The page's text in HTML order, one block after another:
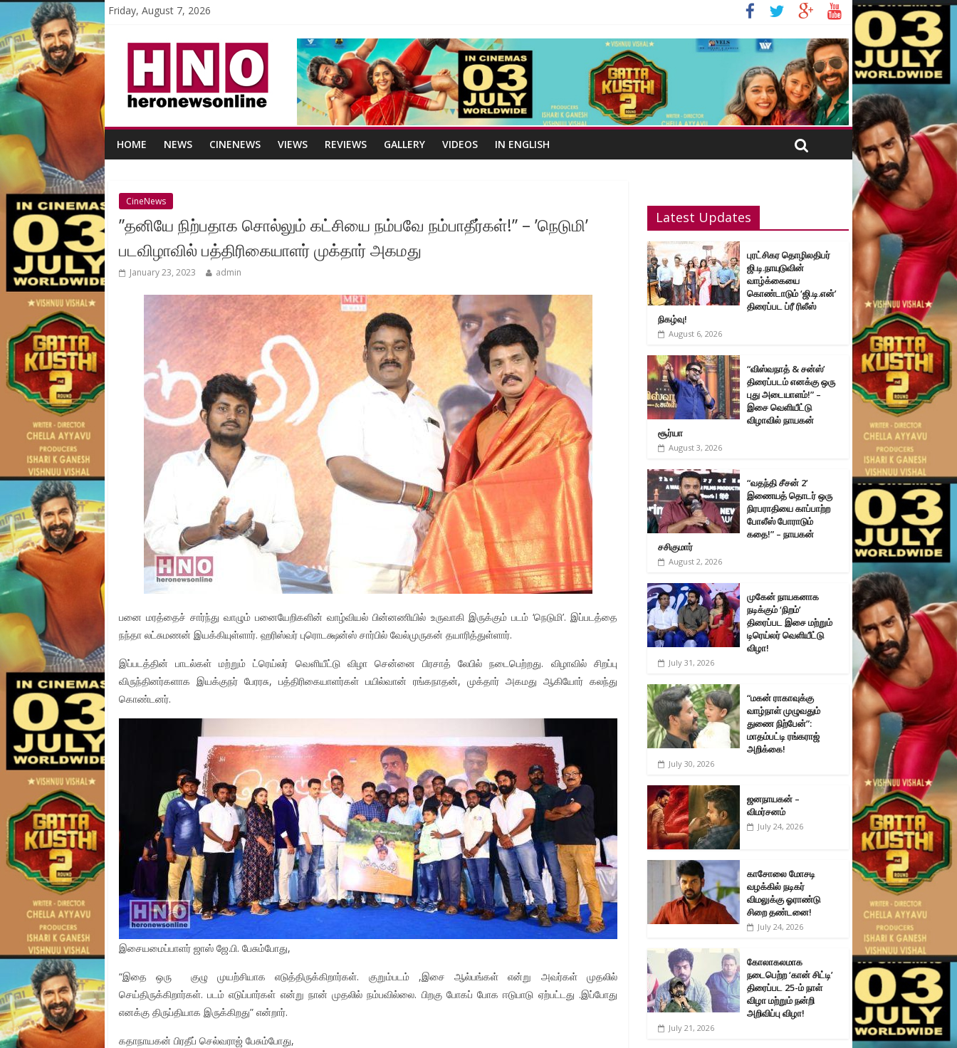
Friday, August 7, 2026
HOME NEWS CINENEWS VIEWS REVIEWS GALLERY VIDEOS IN ENGLISH
CineNews
”தனியே நிற்பதாக சொல்லும் கட்சியை நம்பவே நம்பாதீர்கள்!” – ’நெடுமி’
படவிழாவில் பத்திரிகையாளர் முக்தார் அகமது
January 23, 2023 admin
பனை மரத்தைச் சார்ந்து வாழும் பனையேறிகளின் வாழ்வியல் பின்னணியில் உருவாகி இருக்கும் படம் ‘நெடுமி’. இப்படத்தை
நந்தா லட்சுமணன் இயக்கியுள்ளார். ஹரிஸ்வர் புரொடக்ஷன்ஸ் சார்பில் வேல்முருகன் தயாரித்துள்ளார்.
இப்படத்தின் பாடல்கள் மற்றும் ட்ரெய்லர் வெளியீட்டு விழா சென்னை பிரசாத் லேபில் நடைபெற்றது. விழாவில் சிறப்பு
விருந்தினர்களாக இயக்குநர் பேரரசு, பத்திரிகையாளர்கள் பயில்வான் ரங்கநாதன், முக்தார் அகமது ஆகியோர் கலந்து
கொண்டனர்.
இசையமைப்பாளர் ஜாஸ் ஜே.பி. பேசும்போது,
“இதை ஒரு குழு முயற்சியாக எடுத்திருக்கிறார்கள். குறும்படம் ,இசை ஆல்பங்கள் என்று அவர்கள் முதலில்
செய்திருக்கிறார்கள். படம் எடுப்பார்கள் என்று நான் முதலில் நம்பவில்லை. பிறகு போகப் போக ஈடுபாடு ஏற்பட்டது .இப்போது
எனக்கு திருப்தியாக இருக்கிறது” என்றார்.
கதாநாயகன் பிரதீப் செல்வராஜ் பேசும்போது,
Latest Updates
புரட்சிகர தொழிலதிபர்
ஜி.டி.நாயுடுவின்
வாழ்க்கையை
கொண்டாடும் ‘ஜி.டி.என்’
திரைப்பட ப்ரீ ரிலீஸ்
நிகழ்வு!
August 6, 2026
“விஸ்வநாத் & சன்ஸ்’
திரைப்படம் எனக்கு ஒரு
புது அடையாளம்!” –
இசை வெளியீட்டு
விழாவில் நாயகன்
சூர்யா
August 3, 2026
“வதந்தி சீசன் 2’
இணையத் தொடர் ஒரு
நிரபராதியை காப்பாற்ற
போலீஸ் போராடும்
கதை!” – நாயகன்
சசிகுமார்
August 2, 2026
முகேன் நாயகனாக
நடிக்கும் ‘நிறம்’
திரைப்பட இசை மற்றும்
டிரெய்லர் வெளியீட்டு
விழா!
July 31, 2026
“மகன் ராகாவுக்கு
வாழ்நாள் முழுவதும்
துணை நிற்பேன்”:
மாதம்பட்டி ரங்கராஜ்
அறிக்கை!
July 30, 2026
ஜனநாயகன் –
விமர்சனம்
July 24, 2026
காசோலை மோசடி
வழக்கில் நடிகர்
விமலுக்கு ஓராண்டு
சிறை தண்டனை!
July 24, 2026
கோலாகலமாக
நடைபெற்ற ‘கான் சிட்டி’
திரைப்பட 25-ம் நாள்
விழா மற்றும் நன்றி
அறிவிப்பு விழா!
July 21, 2026